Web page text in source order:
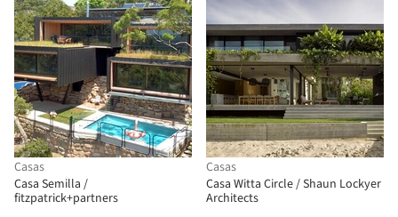
Casas
Casa Semilla /
fitzpatrick+partners
Casas
Casa Witta Circle / Shaun Lockyer
Architects